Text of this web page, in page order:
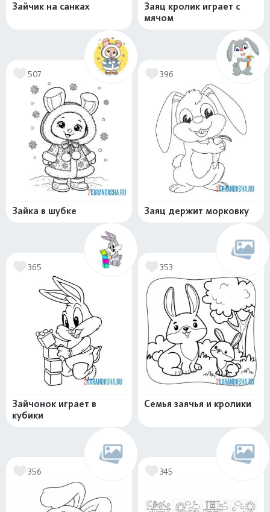
Зайчик на санках
Заяц кролик играет с
мячом
507
Зайка в шубке
396
Заяц держит морковку
365
Зайчонок играет в
кубики
353
Семья заячья и кролики
356 345